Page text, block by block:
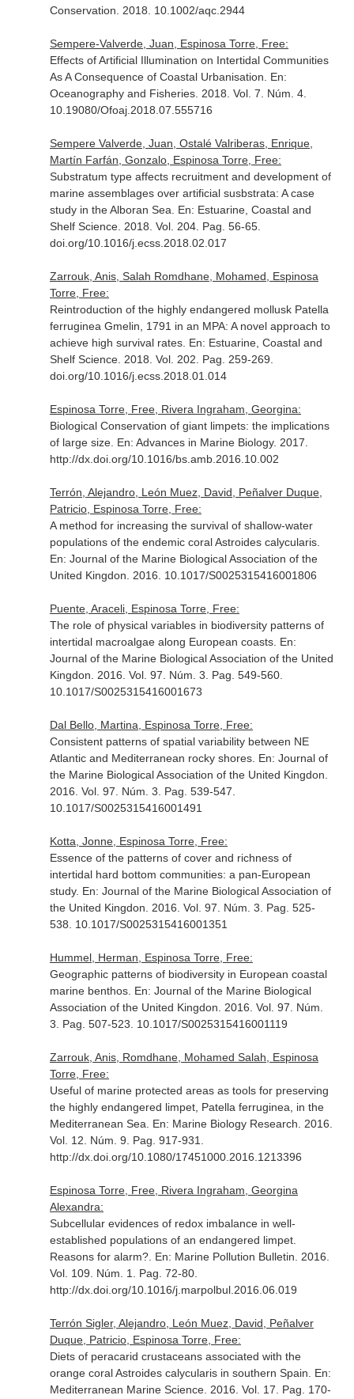
Conservation . 2018. 10.1002/aqc.2944
Sempere-Valverde, Juan, Espinosa Torre, Free:
Effects of Artificial Illumination on Intertidal Communities
As A Consequence of Coastal Urbanisation. En:
Oceanography and Fisheries. 2018. Vol. 7. Núm. 4.
10.19080/Ofoaj.2018.07.555716
Sempere Valverde, Juan, Ostalé Valriberas, Enrique,
Martín Farfán, Gonzalo, Espinosa Torre, Free:
Substratum type affects recruitment and development of
marine assemblages over artificial susbstrata: A case
study in the Alboran Sea. En: Estuarine, Coastal and
Shelf Science. 2018. Vol. 204. Pag. 56-65.
doi.org/10.1016/j.ecss.2018.02.017
Zarrouk, Anis, Salah Romdhane, Mohamed, Espinosa
Torre, Free:
Reintroduction of the highly endangered mollusk Patella
ferruginea Gmelin, 1791 in an MPA: A novel approach to
achieve high survival rates. En: Estuarine, Coastal and
Shelf Science. 2018. Vol. 202. Pag. 259-269.
doi.org/10.1016/j.ecss.2018.01.014
Espinosa Torre, Free, Rivera Ingraham, Georgina:
Biological Conservation of giant limpets: the implications
of large size. En: Advances in Marine Biology. 2017.
http://dx.doi.org/10.1016/bs.amb.2016.10.002
Terrón, Alejandro, León Muez, David, Peñalver Duque,
Patricio, Espinosa Torre, Free:
A method for increasing the survival of shallow-water
populations of the endemic coral Astroides calycularis.
En: Journal of the Marine Biological Association of the
United Kingdon . 2016. 10.1017/S0025315416001806
Puente, Araceli, Espinosa Torre, Free:
The role of physical variables in biodiversity patterns of
intertidal macroalgae along European coasts. En:
Journal of the Marine Biological Association of the United
Kingdon . 2016. Vol. 97. Núm. 3. Pag. 549-560.
10.1017/S0025315416001673
Dal Bello, Martina, Espinosa Torre, Free:
Consistent patterns of spatial variability between NE
Atlantic and Mediterranean rocky shores. En: Journal of
the Marine Biological Association of the United Kingdon
2016. Vol. 97. Núm. 3. Pag. 539-547.
10.1017/S0025315416001491
Kotta, Jonne, Espinosa Torre, Free:
Essence of the patterns of cover and richness of
intertidal hard bottom communities: a pan-European
study. En: Journal of the Marine Biological Association of
the United Kingdon . 2016. Vol. 97. Núm. 3. Pag. 525-
538. 10.1017/S0025315416001351
Hummel, Herman, Espinosa Torre, Free:
Geographic patterns of biodiversity in European coastal
marine benthos. En: Journal of the Marine Biological
Association of the United Kingdon . 2016. Vol. 97. Núm.
3. Pag. 507-523. 10.1017/S0025315416001119
Zarrouk, Anis, Romdhane, Mohamed Salah, Espinosa
Torre, Free:
Useful of marine protected areas as tools for preserving
the highly endangered limpet, Patella ferruginea, in the
Mediterranean Sea. En: Marine Biology Research . 2016.
Vol. 12. Núm. 9. Pag. 917-931.
http://dx.doi.org/10.1080/17451000.2016.1213396
Espinosa Torre, Free, Rivera Ingraham, Georgina
Alexandra:
Subcellular evidences of redox imbalance in well-
established populations of an endangered limpet.
Reasons for alarm?. En: Marine Pollution Bulletin . 2016.
Vol. 109. Núm. 1. Pag. 72-80.
http://dx.doi.org/10.1016/j.marpolbul.2016.06.019
Terrón Sigler, Alejandro, León Muez, David, Peñalver
Duque, Patricio, Espinosa Torre, Free:
Diets of peracarid crustaceans associated with the
orange coral Astroides calycularis in southern Spain. En:
Mediterranean Marine Science. 2016. Vol. 17. Pag. 170-